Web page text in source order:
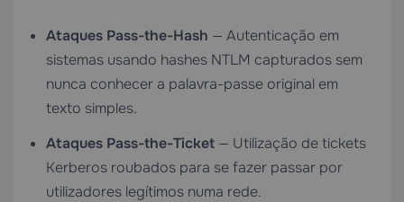
Ataques Pass-the-Hash — Autenticação em
sistemas usando hashes NTLM capturados sem
nunca conhecer a palavra-passe original em
texto simples.
Ataques Pass-the-Ticket — Utilização de tickets
Kerberos roubados para se fazer passar por
utilizadores legítimos numa rede.